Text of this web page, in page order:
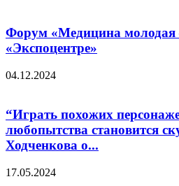
Форум «Медицина молодая
«Экспоцентре»
04.12.2024
“Играть похожих
любопытства становится
Ходченкова о...
17.05.2024